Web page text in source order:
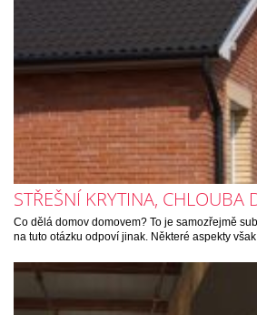
STŘEŠNÍ KRYTINA, CHLOUBA
Co dělá domov domovem? To je samozřejmě
na tuto otázku odpoví jinak. Některé aspekty